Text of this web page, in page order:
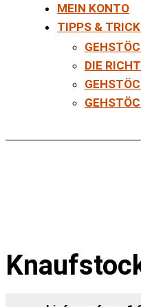
MEIN KONTO
TIPPS &
DIE